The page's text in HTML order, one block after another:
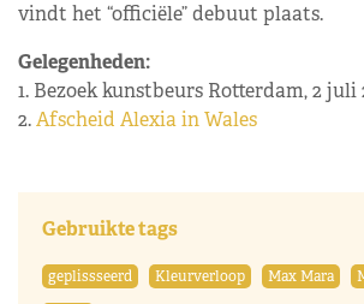
vindt het “officiële” debuut plaats.
Gelegenheden:
1. Bezoek kunstbeurs Rotterdam, 2 juli
2.Afscheid Alexia in Wales
Gebruikte tags
geplissseerd Kleurverloop Max Mara